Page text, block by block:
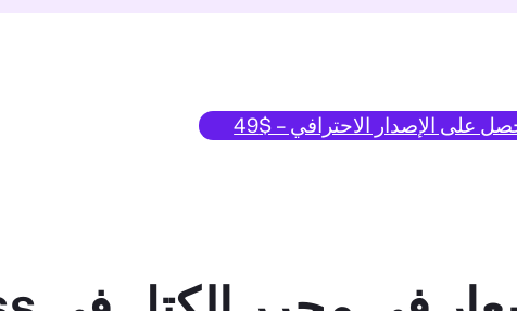
على الإصدار الاحترافي – $49